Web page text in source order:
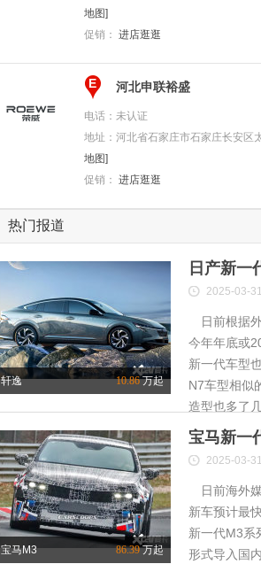
地图]
促销： 进店逛逛
E 河北申联裕盛
电话： 未认证
地址： 河北省石家庄市石家庄长安区
地图]
促销： 进店逛逛
热门报道
轩逸 10.86万起
日产新一
2025-03-31
日前根据
今年年底或
新一代车型
N7车型相似
造型也多了
宝马M3 86.39万起
宝马新一
2025-03-31
日前海外
新车预计最
新一代M3系
形式导入国